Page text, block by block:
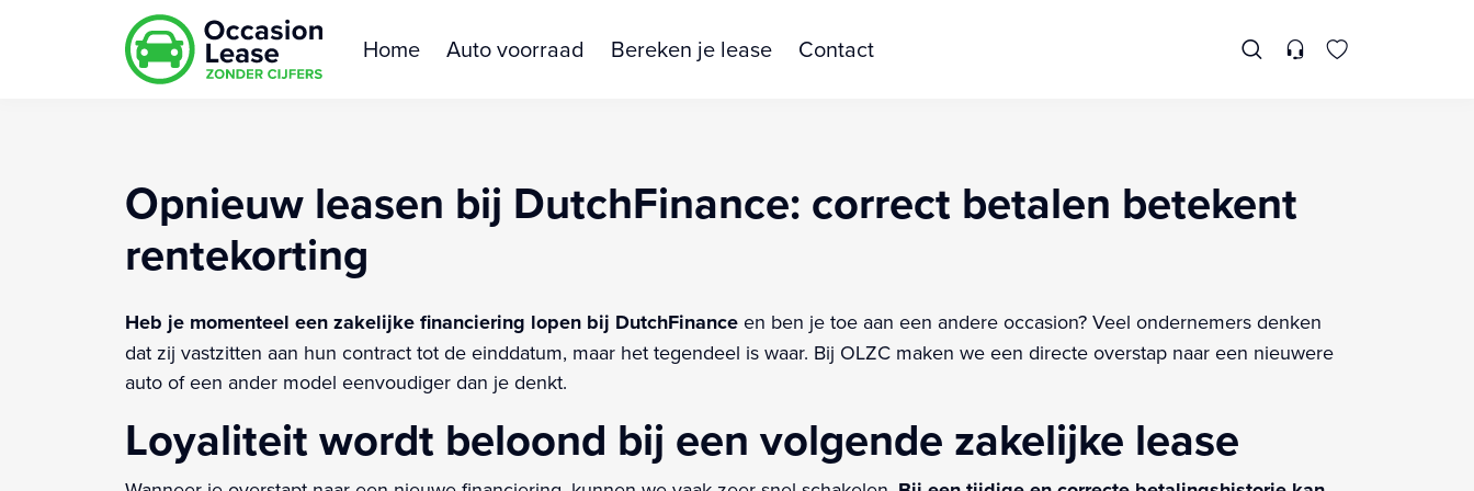
Home Auto voorraad Bereken je lease Contact
Opnieuw leasen bij DutchFinance: correct betalen betekent
rentekorting
Heb je momenteel een zakelijke financiering lopen bij DutchFinance en ben je toe aan een andere occasion? Veel ondernemers denken
dat zij vastzitten aan hun contract tot de einddatum, maar het tegendeel is waar. Bij OLZC maken we een directe overstap naar een nieuwere
auto of een ander model eenvoudiger dan je denkt.
Loyaliteit wordt beloond bij een volgende zakelijke lease